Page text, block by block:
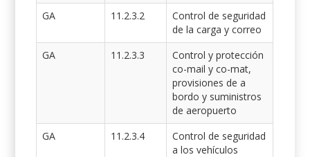
GA
11.2.3.2
Control de seguridad
de la carga y correo
GA
11.2.3.3
Control y protección
co-mail y co-mat,
provisiones de a
bordo y suministros
de aeropuerto
GA
11.2.3.4
Control de seguridad
a los vehículos